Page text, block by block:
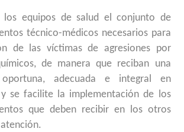
los equipos de salud el conjunto de
técnico-médicos necesarios para
de las víctimas de agresiones por
de manera que reciban una
adecuada e integral en
y se facilite la implementación de los
que deben recibir en los otros